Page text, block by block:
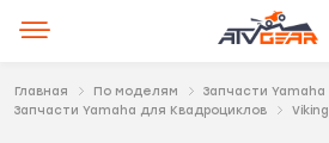
Главная По моделям
Запчасти Yamaha
Запчасти Yamaha для Квадроциклов
Viking